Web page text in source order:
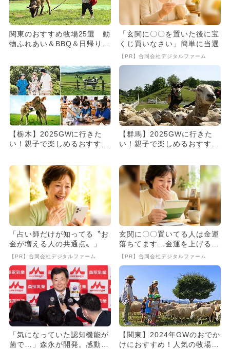
関東のおすすめ牧場25選 動
物ふれあい＆BBQ＆日帰りO
「玄関に〇〇を置いた後に宝
くじ買いなさい」簡単に当選
【PR】合同会社デジタルファーム
【栃木】2025GWに行きた
い！親子で楽しめるおすすめ
【群馬】2025GWに行きた
い！親子で楽しめるおすすめ
「占い師だけが知ってる〝お
金が増える人の共通点〟」
【PR】合同会社デジタルファーム
玄関に〇〇置いてる人は金運
落ちてます…金運を上げる方
法とは
【PR】合同会社デジタルファーム
「気になっていた認知機能が
菌で…」森永が開発。感動の
【関東】2024年GWのおでか
けにおすすめ！人気の牧場ラ